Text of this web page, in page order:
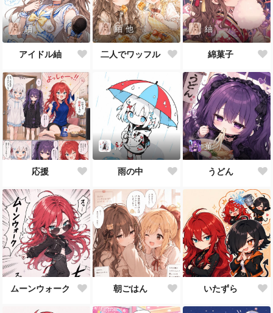
紬
アイドル紬
紬 他
二人でワッフル
紬
綿菓子
応援
澪
雨の中
菫
うどん
ムーンウォーク 朝ごはん いたずら